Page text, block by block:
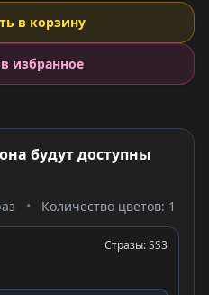
в корзину
избранное
будут доступны
• Количество цветов: 1
Стразы: SS3